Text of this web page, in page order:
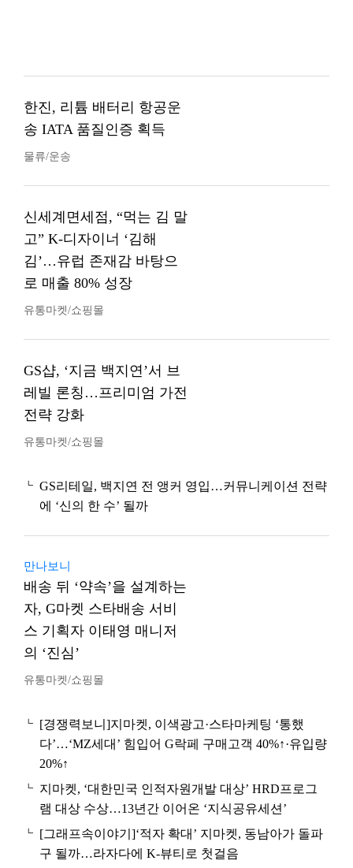
한진, 리튬 배터리 항공운
송 IATA 품질인증 획득
물류/운송
신세계면세점, “먹는 김 말
고” K-디자이너 ‘김해
김’…유럽 존재감 바탕으
로 매출 80% 성장
유통마켓/쇼핑몰
GS샵, ‘지금 백지연’서 브
레빌 론칭…프리미엄 가전
전략 강화
유통마켓/쇼핑몰
GS리테일, 백지연 전 앵커 영입…커뮤니케이션 전략
에 ‘신의 한 수’ 될까
만나보니
배송 뒤 ‘약속’을 설계하는
자, G마켓 스타배송 서비
스 기획자 이태영 매니저
의 ‘진심’
유통마켓/쇼핑몰
[경쟁력보니]지마켓, 이색광고·스타마케팅 ‘통했
다’…‘MZ세대’ 힘입어 G락페 구매고객 40%↑·유입량
20%↑
지마켓, ‘대한민국 인적자원개발 대상’ HRD프로그
램 대상 수상…13년간 이어온 ‘지식공유세션’
[그래프속이야기]‘적자 확대’ 지마켓, 동남아가 돌파
구 될까…라자다에 K-뷰티로 첫걸음